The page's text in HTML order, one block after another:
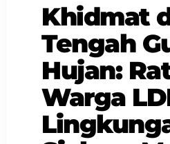
Khidmat
Tengah
Hujan:
Warga